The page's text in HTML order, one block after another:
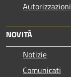
Autorizzazioni
NOVITÀ
Notizie
Comunicati